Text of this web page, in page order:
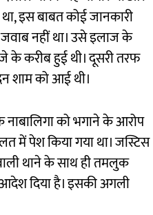
इस बाबत कोई जानकारी
जवाब नहीं था। उसे इलाज के
के करीब हुई थी। दूसरी तरफ
शाम को आई थी।
को भगाने के आरोप
में पेश किया गया था। जस्टिस
थाने के साथ ही तमलुक
दिया है। इसकी अगली